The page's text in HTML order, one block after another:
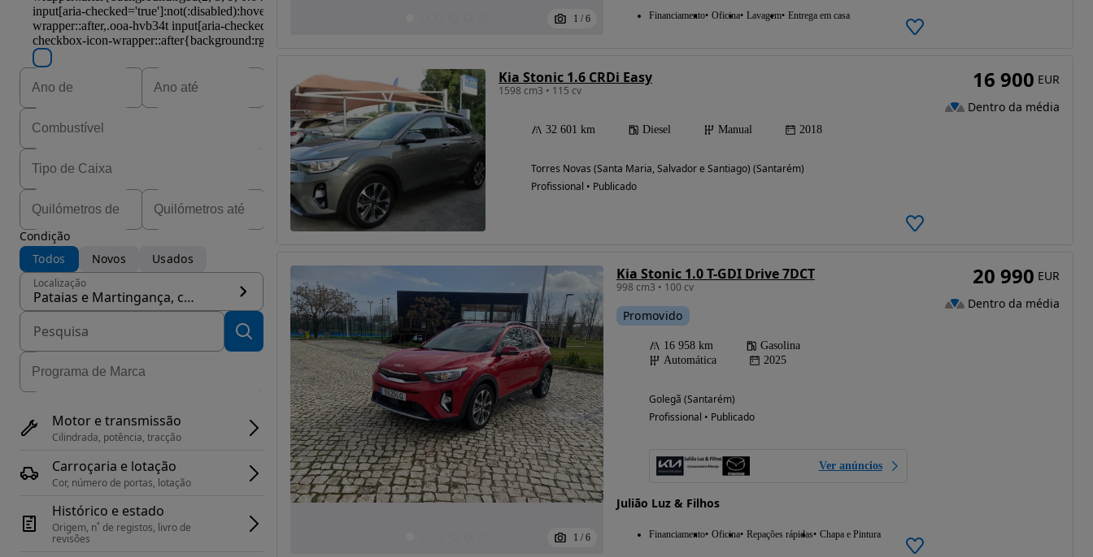
Condição
Todos
Novos Usados
Localização
Pataias e Martingança, concelho Alcobaça
Motor e transmissão
Cilindrada, potência, tracção
Carroçaria e lotação
Cor, número de portas, lotação
Histórico e estado
Origem, n˚ de registos, livro de
revisões
1 / 6 Financiamento Oficina Lavagem Entrega em casa
Kia Stonic 1.6 CRDi Easy
1598 cm3 • 115 cv
32 601 km Diesel Manual 2018
Torres Novas (Santa Maria, Salvador e Santiago) (Santarém)
Profissional • Publicado
16 900 EUR
Dentro da média
1 / 6
Kia Stonic 1.0 T-GDI Drive 7DCT
998 cm3 • 100 cv
Promovido
16 958 km
Gasolina
Automática
2025
Golegã (Santarém)
Profissional • Publicado
Ver anúncios
Julião Luz & Filhos
Financiamento Oficina Repações rápidas Chapa e Pintura
20 990 EUR
Dentro da média